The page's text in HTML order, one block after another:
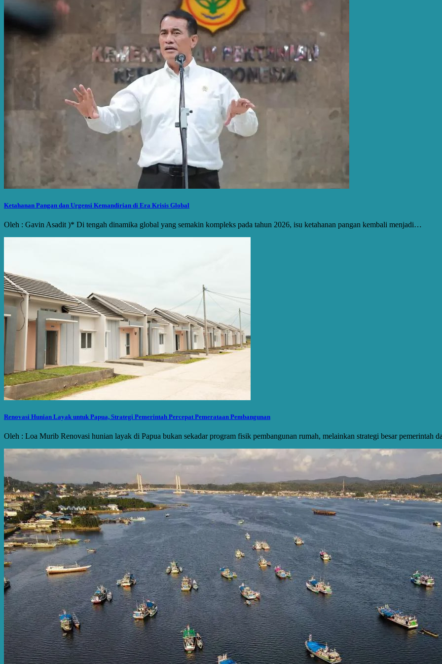
Ketahanan Pangan dan Urgensi Kemandirian di Era Krisis Global
Oleh : Gavin Asadit )* Di tengah dinamika global yang semakin kompleks pada tahun 2026, isu ketahanan pangan kembali menjadi…
Renovasi Hunian Layak untuk Papua, Strategi Pemerintah Percepat Pemerataan Pembangunan
Oleh : Loa Murib Renovasi hunian layak di Papua bukan sekadar program fisik pembangunan rumah, melainkan strategi besar pemerintah